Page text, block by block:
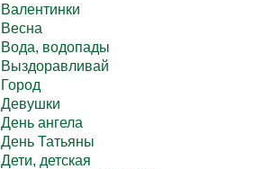
Валентинки
Весна
Вода, водопады
Выздоравливай
Город
Девушки
День ангела
День Татьяны
Дети, детская